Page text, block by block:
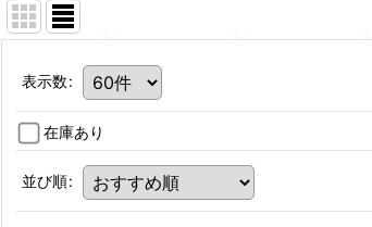
表示数:
在庫あり
並び順: